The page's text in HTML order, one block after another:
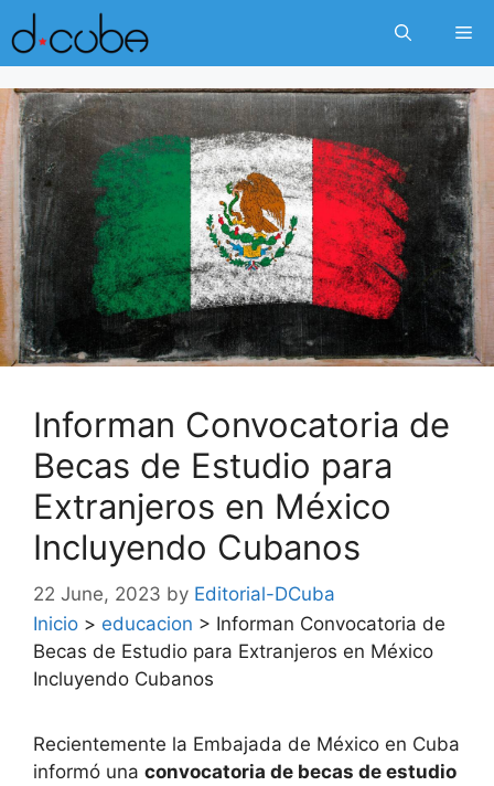
Skip
to
content
Informan Convocatoria de
Becas de Estudio para
Extranjeros en México
Incluyendo Cubanos
22 June, 2023 by Editorial-DCuba
Inicio > educacion > Informan Convocatoria de
Becas de Estudio para Extranjeros en México
Incluyendo Cubanos
Recientemente la Embajada de México en Cuba
informó una convocatoria de becas de estudio